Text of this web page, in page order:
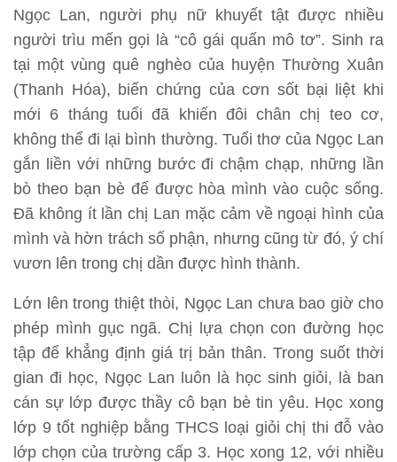
Ngọc Lan, người phụ nữ khuyết tật được nhiều
người trìu mến gọi là “cô gái quấn mô tơ”. Sinh ra
tại một vùng quê nghèo của huyện Thường Xuân
(Thanh Hóa), biến chứng của cơn sốt bại liệt khi
mới 6 tháng tuổi đã khiến đôi chân chị teo cơ,
không thể đi lại bình thường. Tuổi thơ của Ngọc Lan
gắn liền với những bước đi chậm chạp, những lần
bò theo bạn bè để được hòa mình vào cuộc sống.
Đã không ít lần chị Lan mặc cảm về ngoại hình của
mình và hờn trách số phận, nhưng cũng từ đó, ý chí
vươn lên trong chị dần được hình thành.
Lớn lên trong thiệt thòi, Ngọc Lan chưa bao giờ cho
phép mình gục ngã. Chị lựa chọn con đường học
tập để khẳng định giá trị bản thân. Trong suốt thời
gian đi học, Ngọc Lan luôn là học sinh giỏi, là ban
cán sự lớp được thầy cô bạn bè tin yêu. Học xong
lớp 9 tốt nghiệp bằng THCS loại giỏi chị thi đỗ vào
lớp chọn của trường cấp 3. Học xong 12, với nhiều